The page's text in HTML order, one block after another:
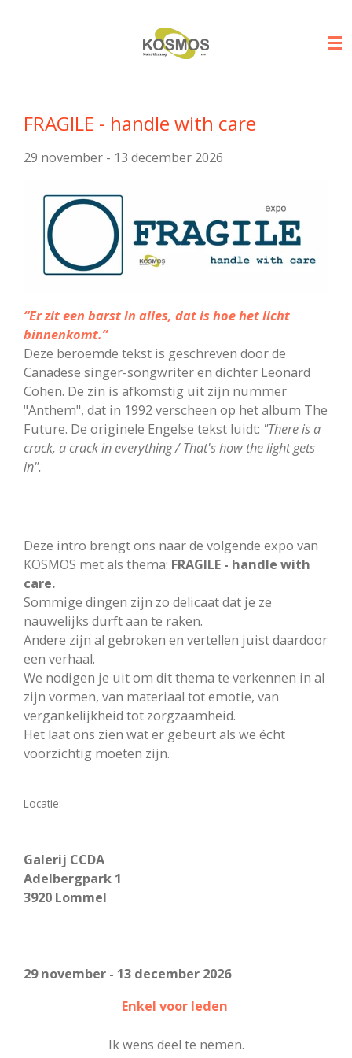
FRAGILE - handle with care
29 november - 13 december 2026
“Er zit een barst in alles, dat is hoe het licht
binnenkomt.”
Deze beroemde tekst is geschreven door de
Canadese singer-songwriter en dichter Leonard
Cohen. De zin is afkomstig uit zijn nummer
"Anthem", dat in 1992 verscheen op het album The
Future. De originele Engelse tekst luidt: "There is a
crack, a crack in everything / That's how the light gets
in".
​Deze intro brengt ons naar de volgende expo van
KOSMOS met als thema: FRAGILE - handle with
care.
Sommige dingen zijn zo delicaat dat je ze
nauwelijks durft aan te raken.
Andere zijn al gebroken en vertellen juist daardoor
een verhaal.
We nodigen je uit om dit thema te verkennen in al
zijn vormen, van materiaal tot emotie, van
vergankelijkheid tot zorgzaamheid.
Het laat ons zien wat er gebeurt als we écht
voorzichtig moeten zijn.
Locatie:
Galerij CCDA
​Adelbergpark 1
3920 Lommel
29 november - 13 december 2026
Enkel voor leden
Ik wens deel te nemen.